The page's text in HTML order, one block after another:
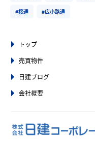
#桜通 #広小路通
トップ
売買物件
日建ブログ
会社概要